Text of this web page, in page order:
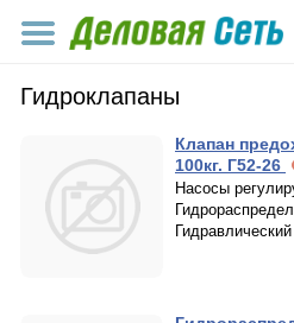
Гидроклапаны
Клапан
100кг. Г52-26
Насосы